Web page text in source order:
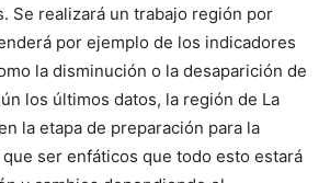
Se realizará un trabajo región por
por ejemplo de los indicadores
la disminución o la desaparición de
los últimos datos, la región de La
la etapa de preparación para la
ser enfáticos que todo esto estará